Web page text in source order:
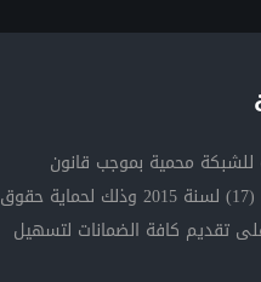
للشبكة محمية بموجب قانون
الاستثمار المصري رقم (17) لسنة 2015 وذلك لحماية حقوق
تقديم كافة الضمانات لتسهيل